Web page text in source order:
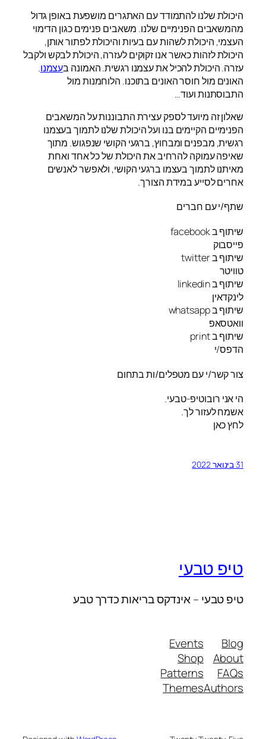
היכולת שלנו להתמודד עם האתגרים מושפעת באופן גדול
מהמשאבים הפנימיים שלנו. משאבים פנימים כגון הדימוי
העצמי, היכולת לשהות עם בעיות והיכולת לפתור אותן,
היכולת לזהות כאשר אנו זקוקים לעזרה, היכולת לבקש ולקבל
עזרה. היכולת להכיל את עצמנו רגשית. האמונה בעצמנו.
האונים מול חוסר האונים בתוכנו. הלוחמנות מול
התבוסתנות ועוד…
שאלון זה מיועד לספק עצירת התבוננות על המשאבים
הפנימיים הקיימים בנו ועל היכולת שלנו לתמוך בעצמנו
רגשית, מבפנים ומבחוץ, ברגעי הקושי שנפגוש. מתוך
שאיפה עמוקה להרחיב את היכולת של כל אחד ואחת
מאיתנו לתמוך בעצמו ברגעי הקושי, ולאפשר לאנשים
אחרים לסייע במידת הצורך.
שתף/י עם חברים
שיתוף ב facebook
פייסבוק
שיתוף ב twitter
טוויטר
שיתוף ב linkedin
לינקדאין
שיתוף ב whatsapp
וואטסאפ
שיתוף ב print
הדפס/י
צור קשר/י עם מטפלים/ות בתחום
הי אני רובוטיפ-טבעי.
אשמח לעזור לך.
לחץ כאן
31 בינואר 2022
טיפ טבעי
טיפ טבעי – אינדקס בריאות כדרך טבע
Blog
About
FAQs
Authors
Events
Shop
Patterns
Themes